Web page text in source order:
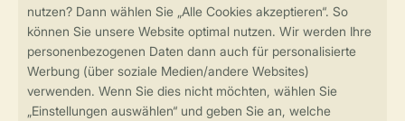
Sicherstellung Deiner Privatsphäre
Sichere Datenübertragung
Sicheres Bezahlen